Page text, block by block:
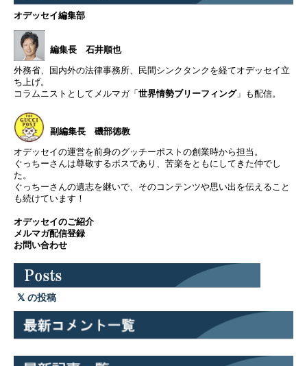
オデッセイ編集部
編集長 石井順也
外務省、国内外の法律事務所、民間シンクタンクを経てオデッセイ立
ち上げ。
コラムニストとしてメルマガ「 世界情勢ブリーフィング」も配信。
副編集長 磯部徳教
オデッセイの運営を前身のグッチーポストの創業時から担当。
ぐっちーさんは尊敬するボスであり、苦楽をともにしてきた仲でし
た。
ぐっちーさんの遺志を継いで、そのコンテンツや思い出を伝えること
も続けています！
オデッセイのご紹介
メルマガ配信登録
お問い合わせ
の投稿